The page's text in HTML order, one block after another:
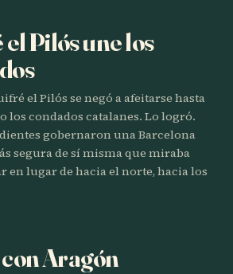
Pilós une los
el Pilós se negó a afeitarse hasta
los condados catalanes. Lo logró.
gobernaron una Barcelona
segura de sí misma que miraba
en lugar de hacia el norte, hacia los
Aragón